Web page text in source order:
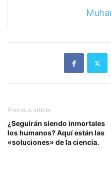
Previous article
¿Seguirán siendo inmortales
los humanos? Aquí están las
«soluciones» de la ciencia.